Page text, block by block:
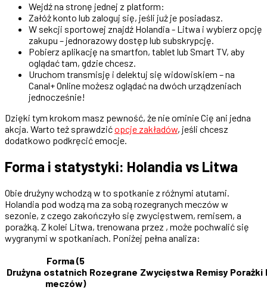
Wejdź na stronę jednej z platform:
Załóż konto lub zaloguj się, jeśli już je posiadasz.
W sekcji sportowej znajdź Holandia - Litwa i wybierz opcję
zakupu – jednorazowy dostęp lub subskrypcję.
Pobierz aplikację na smartfon, tablet lub Smart TV, aby
oglądać tam, gdzie chcesz.
Uruchom transmisję i delektuj się widowiskiem – na
Canal+ Online możesz oglądać na dwóch urządzeniach
jednocześnie!
Dzięki tym krokom masz pewność, że nie ominie Cię ani jedna
akcja. Warto też sprawdzićopcje zakładów, jeśli chcesz
dodatkowo podkręcić emocje.
Forma i statystyki: Holandia vs Litwa
Obie drużyny wchodzą w to spotkanie z różnymi atutami.
Holandia pod wodzą ma za sobą rozegranych meczów w
sezonie, z czego zakończyło się zwycięstwem, remisem, a
porażką. Z kolei Litwa, trenowana przez , może pochwalić się
wygranymi w spotkaniach. Poniżej pełna analiza:
Drużyna
Forma (5
ostatnich
meczów)
Rozegrane Zwycięstwa Remisy Porażki